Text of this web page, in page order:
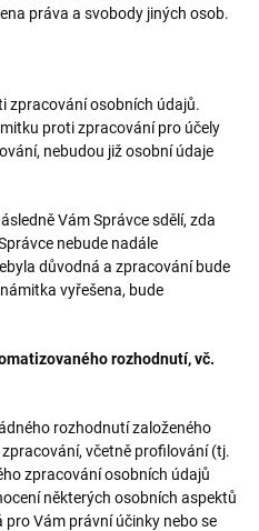
práva a svobody jiných osob.
zpracování osobních údajů.
proti zpracování pro účely
nebudou již osobní údaje
Vám Správce sdělí, zda
nebude nadále
důvodná a zpracování bude
vyřešena, bude
rozhodnutí, vč.
rozhodnutí založeného
včetně profilování (tj.
zpracování osobních údajů
některých osobních aspektů
Vám právní účinky nebo se